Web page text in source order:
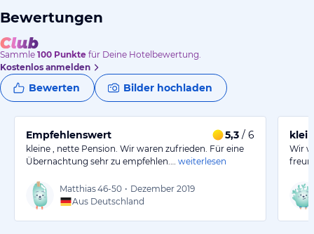
Bewertungen
Sammle 100 Punkte für Deine Hotelbewertung.
Kostenlos anmelden
Bewerten Bilder hochladen
Empfehlenswert 5,3 / 6
kleine , nette Pension. Wir waren zufrieden. Für eine
Übernachtung sehr zu empfehlen.…
weiterlesen
Matthias46-50 • Dezember 2019
Aus Deutschland
Wir